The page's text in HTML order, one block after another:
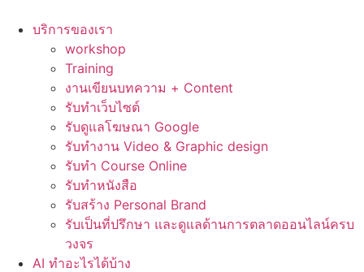
บริการของเรา
workshop
Training
งานเขียนบทความ + Content
รับทำเว็บไซต์
รับดูแลโฆษณา Google
รับทำงาน Video & Graphic design
รับทำ Course Online
รับทำหนังสือ
รับสร้าง Personal Brand
รับเป็นที่ปรึกษา และดูแลด้านการตลาดออนไลน์ครบ
วงจร
AI ทำอะไรได้บ้าง